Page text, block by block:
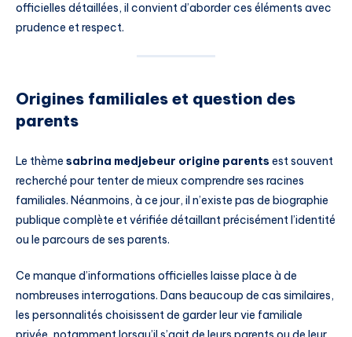
officielles détaillées, il convient d’aborder ces éléments avec
prudence et respect.
Origines familiales et question des
parents
Le thème sabrina medjebeur origine parents est souvent
recherché pour tenter de mieux comprendre ses racines
familiales. Néanmoins, à ce jour, il n’existe pas de biographie
publique complète et vérifiée détaillant précisément l’identité
ou le parcours de ses parents.
Ce manque d’informations officielles laisse place à de
nombreuses interrogations. Dans beaucoup de cas similaires,
les personnalités choisissent de garder leur vie familiale